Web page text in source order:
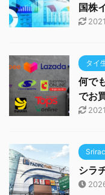
国株
タイ
何で
でお
シラ